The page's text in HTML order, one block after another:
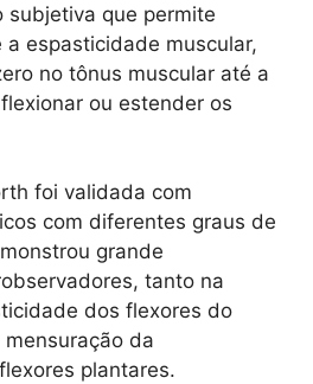
subjetiva que permite
espasticidade muscular,
no tônus ​​muscular até a
ou estender os
foi validada com
com diferentes graus de
grande
tanto na
dos flexores do
da
plantares.